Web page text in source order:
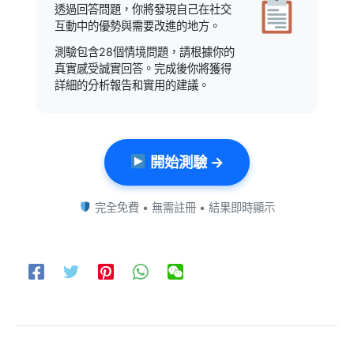
透過回答問題，你將發現自己在社交
互動中的優勢與需要改進的地方。
測驗包含28個情境問題，請根據你的
真實感受誠實回答。完成後你將獲得
詳細的分析報告和實用的建議。
開始測驗 →
完全免費 • 無需註冊 • 結果即時顯示